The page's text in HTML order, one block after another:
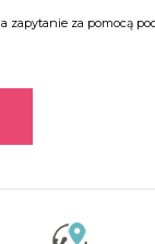
zapytanie za pomocą